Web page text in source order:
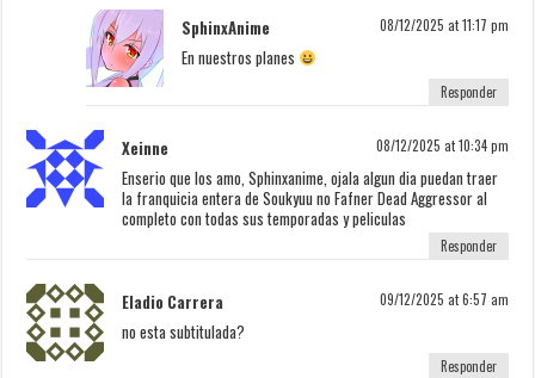
SphinxAnime 08/12/2025 at 11:17 pm
En nuestros planes
Responder
Xeinne 08/12/2025 at 10:34 pm
Enserio que los amo, Sphinxanime, ojala algun dia puedan traer
la franquicia entera de Soukyuu no Fafner Dead Aggressor al
completo con todas sus temporadas y peliculas
Responder
Eladio Carrera 09/12/2025 at 6:57 am
no esta subtitulada?
Responder